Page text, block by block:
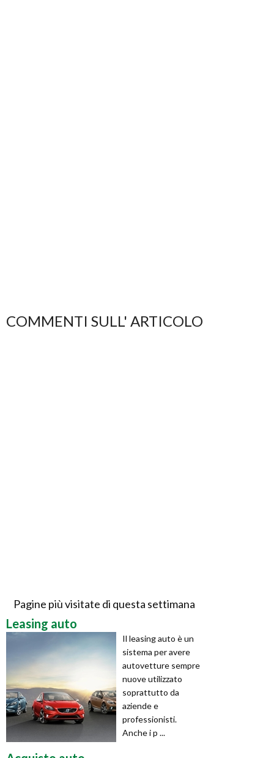
COMMENTI SULL' ARTICOLO
Pagine più visitate di questa settimana
Leasing auto
Il leasing auto è un
sistema per avere
autovetture sempre
nuove utilizzato
soprattutto da
aziende e
professionisti.
Anche i p ...